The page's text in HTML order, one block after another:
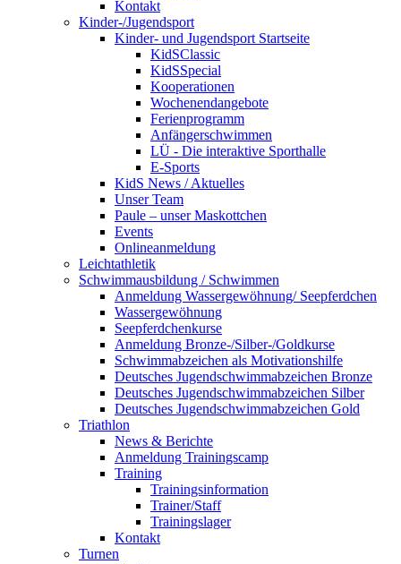
Kontakt
Kinder-/Jugendsport
Kinder- und Jugendsport Startseite
KidSClassic
KidSSpecial
Kooperationen
Wochenendangebote
Ferienprogramm
Anfängerschwimmen
LÜ - Die interaktive Sporthalle
E-Sports
KidS News / Aktuelles
Unser Team
Paule – unser Maskottchen
Events
Onlineanmeldung
Leichtathletik
Schwimmausbildung / Schwimmen
Anmeldung Wassergewöhnung/ Seepferdchen
Wassergewöhnung
Seepferdchenkurse
Anmeldung Bronze-/Silber-/Goldkurse
Schwimmabzeichen als Motivationshilfe
Deutsches Jugendschwimmabzeichen Bronze
Deutsches Jugendschwimmabzeichen Silber
Deutsches Jugendschwimmabzeichen Gold
Triathlon
News & Berichte
Anmeldung Trainingscamp
Training
Trainingsinformation
Trainer/Staff
Trainingslager
Kontakt
Turnen